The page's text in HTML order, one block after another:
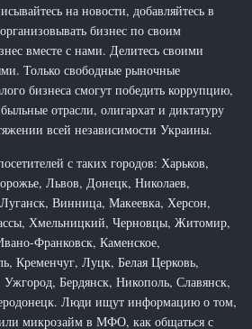
на новости, добавляйтесь в
бизнес по своим
вместе с нами. Делитесь своими
Только свободные рыночные
бизнеса смогут победить коррупцию,
отрасли, олигархат и диктатуру
всей независимости Украины.
с таких городов: Харьков,
Львов, Донецк, Николаев,
Винница, Макеевка, Херсон,
Хмельницкий, Черновцы, Житомир,
Франковск, Каменское,
Кременчуг, Луцк, Белая Церковь,
Бердянск, Никополь, Славянск,
Люди ищут информацию о том,
или микрозайм в МФО, как общаться с